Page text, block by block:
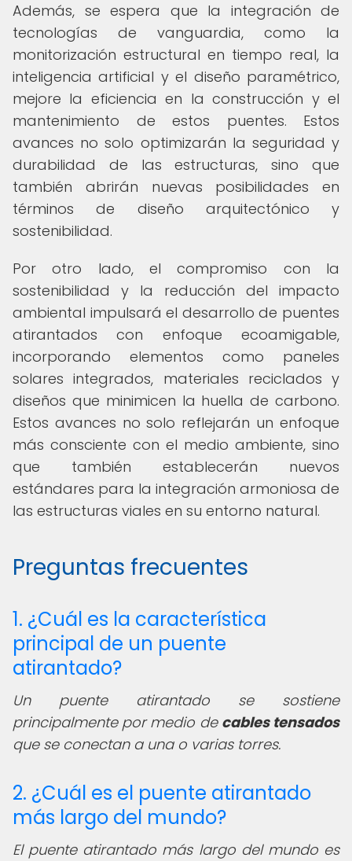
Además, se espera que la integración de
tecnologías de vanguardia, como la
monitorización estructural en tiempo real, la
inteligencia artificial y el diseño paramétrico,
mejore la eficiencia en la construcción y el
mantenimiento de estos puentes. Estos
avances no solo optimizarán la seguridad y
durabilidad de las estructuras, sino que
también abrirán nuevas posibilidades en
términos de diseño arquitectónico y
sostenibilidad.
Por otro lado, el compromiso con la
sostenibilidad y la reducción del impacto
ambiental impulsará el desarrollo de puentes
atirantados con enfoque ecoamigable,
incorporando elementos como paneles
solares integrados, materiales reciclados y
diseños que minimicen la huella de carbono.
Estos avances no solo reflejarán un enfoque
más consciente con el medio ambiente, sino
que también establecerán nuevos
estándares para la integración armoniosa de
las estructuras viales en su entorno natural.
Preguntas frecuentes
1. ¿Cuál es la característica
principal de un puente
atirantado?
Un puente atirantado se sostiene
principalmente por medio de cables tensados
que se conectan a una o varias torres.
2. ¿Cuál es el puente atirantado
más largo del mundo?
El puente atirantado más largo del mundo es